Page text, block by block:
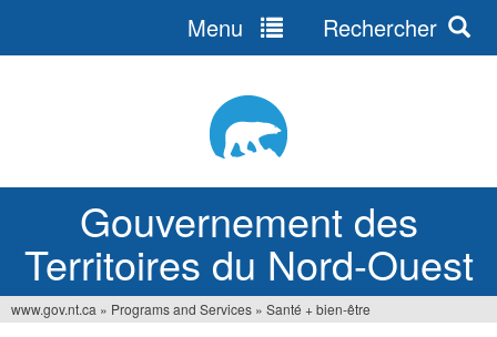
Gouvernement des
Territoires du Nord-Ouest
Menu Rechercher
www.gov.nt.ca » Programs and Services » Santé + bien-être